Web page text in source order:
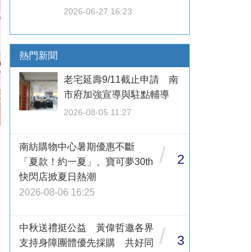
2026-06-27 16:23
熱門新聞
老宅延壽9/11截止申請 南
市府加強宣導與駐點輔導
2026-08-05 11:27
南紡購物中心暑期優惠不斷
「夏款！約一夏」、寶可夢30th
快閃店掀夏日熱潮
2026-08-06 16:25
/ 2
中秋送禮挺公益 黃偉哲邀各界
支持身障團體優先採購 共好同
/ 3